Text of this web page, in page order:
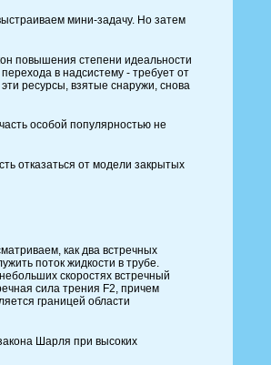
мини-задачу. Но затем
повышения степени идеальности
в надсистему - требует от
ресурсы, взятые снаружи, снова
особой популярностью не
отказаться от модели закрытых
как два встречных
поток жидкости в трубе.
скоростях встречный
сила трения F2, причем
границей области
Шарля при высоких